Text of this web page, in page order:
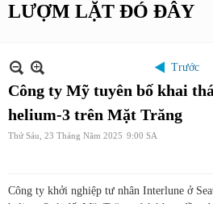
LƯỢM LẶT ĐÓ ĐÂY
Trước
Công ty Mỹ tuyên bố khai
helium-3 trên Mặt Trăng
Thứ Sáu, 23 Tháng Năm 2025 9:00 SA
Công ty khởi nghiệp tư nhân Interlune ở